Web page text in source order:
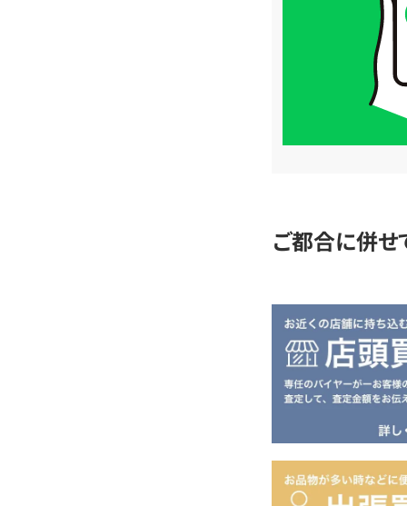
ご都合に併せ